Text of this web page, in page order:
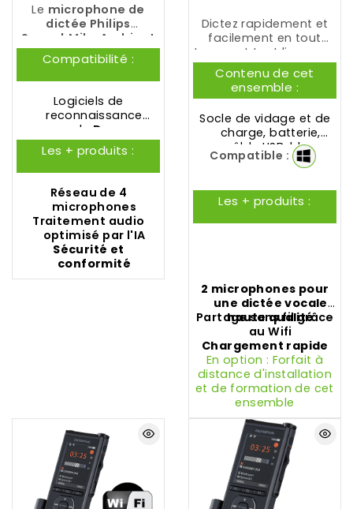
Le microphone de
dictée Philips
SpeechMike Ambient
PSM5000est la toute
dernière innovation de
PHILIPS. Il est doté de
microphones
beamforming haute
performance pour une
reconnaissance vocale
pécise.
Compatibilité :
Logiciels de
reconnaissance
vocale Dragon
(Dragon Medical
One,Dragon
Professional
Anywhere
,Dragon
Professional,...)
Les + produits :
Réseau de 4
microphones
Traitement audio
optimisé par l'IA
Sécurité et
conformité
Dictez rapidement et
facilement en tout
temps et tout lieu avec
l'enregistreur vocal
OlympusDS-9500
System Edition
Contenu de cet
ensemble :
Socle de vidage et de
charge, batterie,
câble USB, bloc
d'alimentation, étui,
Compatible :
Les + produits :
2 microphones pour
une dictée vocale
haute qualité
Partage sans fil grâce
au Wifi
Chargement rapide
En option : Forfait à
distance d'installation
et de formation de cet
ensemble